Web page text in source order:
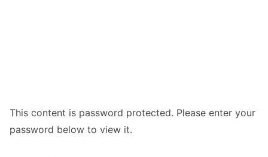
This content is password protected. Please enter your
password below to view it.